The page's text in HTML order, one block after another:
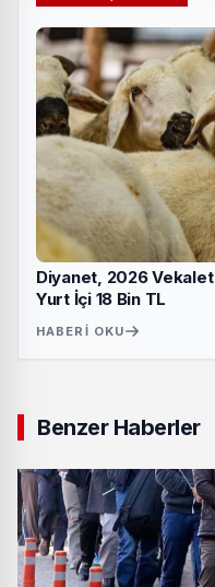
Diyanet, 2026
Yurt İçi 18 Bin TL
HABERI OKU
Benzer Haberler